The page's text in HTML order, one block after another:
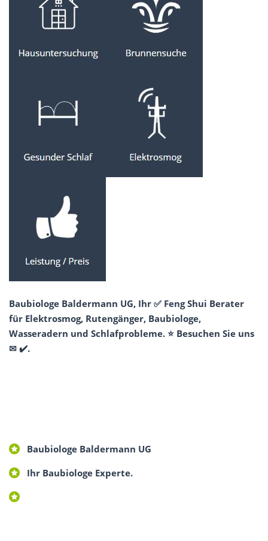
Baubiologe Baldermann UG, Ihr ✅ Feng Shui Berater
für Elektrosmog, Rutengänger, Baubiologe,
Wasseradern und Schlafprobleme. ⭐ Besuchen Sie uns
✉ ✔️.
Baubiologe Baldermann UG
Ihr Baubiologe Experte.